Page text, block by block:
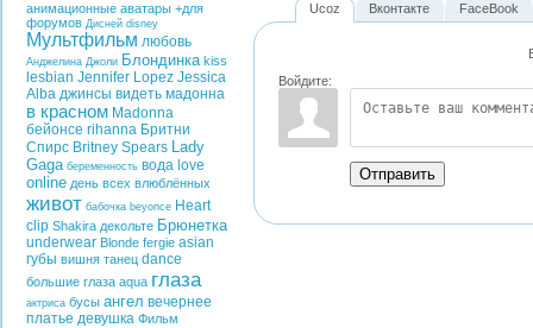
анимационные аватары +для
форумов Дисней disney
Мультфильм любовь
Анджелина Джоли Блондинка kiss
lesbian Jennifer Lopez Jessica
Alba джинсы видеть мадонна
в красном Madonna
бейонсе rihanna Бритни
Спирс Britney Spears Lady
Gaga беременность вода love
online день всех влюблённых
живот бабочка beyonce Heart
clip Shakira декольте Брюнетка
underwear Blonde fergie asian
губы вишня танец dance
большие глаза aqua глаза
актриса бусы ангел вечернее
платье девушка Фильм
Ucoz
Войдите:
Отправить
Вконтакте FaceBook